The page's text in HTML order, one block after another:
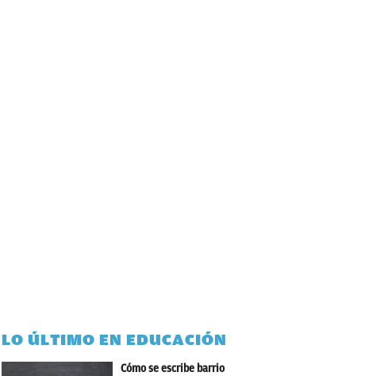
LO ÚLTIMO EN EDUCACIÓN
Cómo se escribe barrio